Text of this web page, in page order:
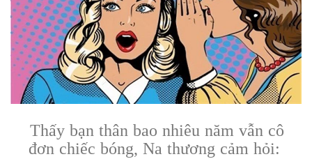
Thấy bạn thân bao nhiêu năm vẫn cô
đơn chiếc bóng, Na thương cảm hỏi: